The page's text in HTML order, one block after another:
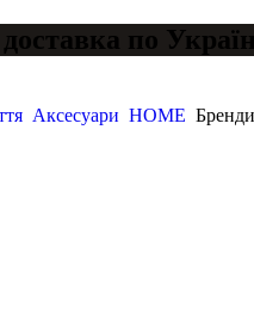
по
Аксесуари HOME Бренди